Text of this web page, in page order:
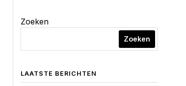
Zoeken
Zoeken
LAATSTE BERICHTEN